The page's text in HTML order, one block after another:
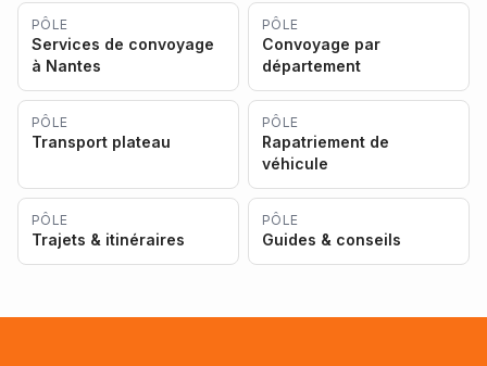
PÔLE
Services de convoyage
à Nantes
PÔLE
Convoyage par
département
PÔLE
Transport plateau
PÔLE
Rapatriement de
véhicule
PÔLE
Trajets & itinéraires
PÔLE
Guides & conseils